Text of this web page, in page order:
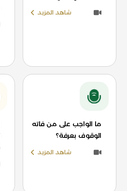
شاهد المزيد
ما الواجب على من فاته
الوقوف بعرفة؟
شاهد المزيد